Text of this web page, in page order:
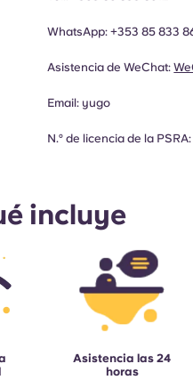
WhatsApp:+353 85 833
Asistencia de WeChat:
Email: yugo
N.º de licencia de la
incluye
Asistencia las 24
horas